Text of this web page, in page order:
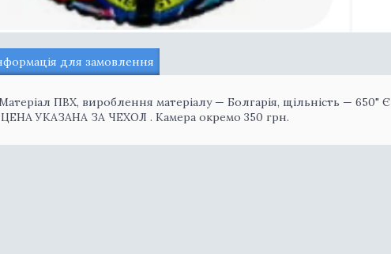
для замовлення
ПВХ, вироблення матеріалу — Болгарія, щільність — 650" Є
УКАЗАНА ЗА ЧЕХОЛ . Камера окремо 350 грн.